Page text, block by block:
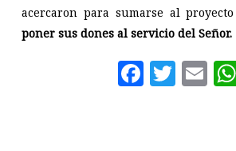
acercaron para sumarse al
poner sus dones al servicio del Señor.